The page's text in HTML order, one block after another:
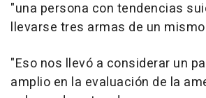
"una persona con tendencias
llevarse tres armas de un
"Eso nos llevó a considerar un
amplio en la evaluación de la